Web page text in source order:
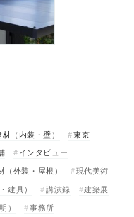
材（内装・壁）
東京
インタビュー
（外装・屋根）
現代美術
建具） 講演録
建築展
）
事務所